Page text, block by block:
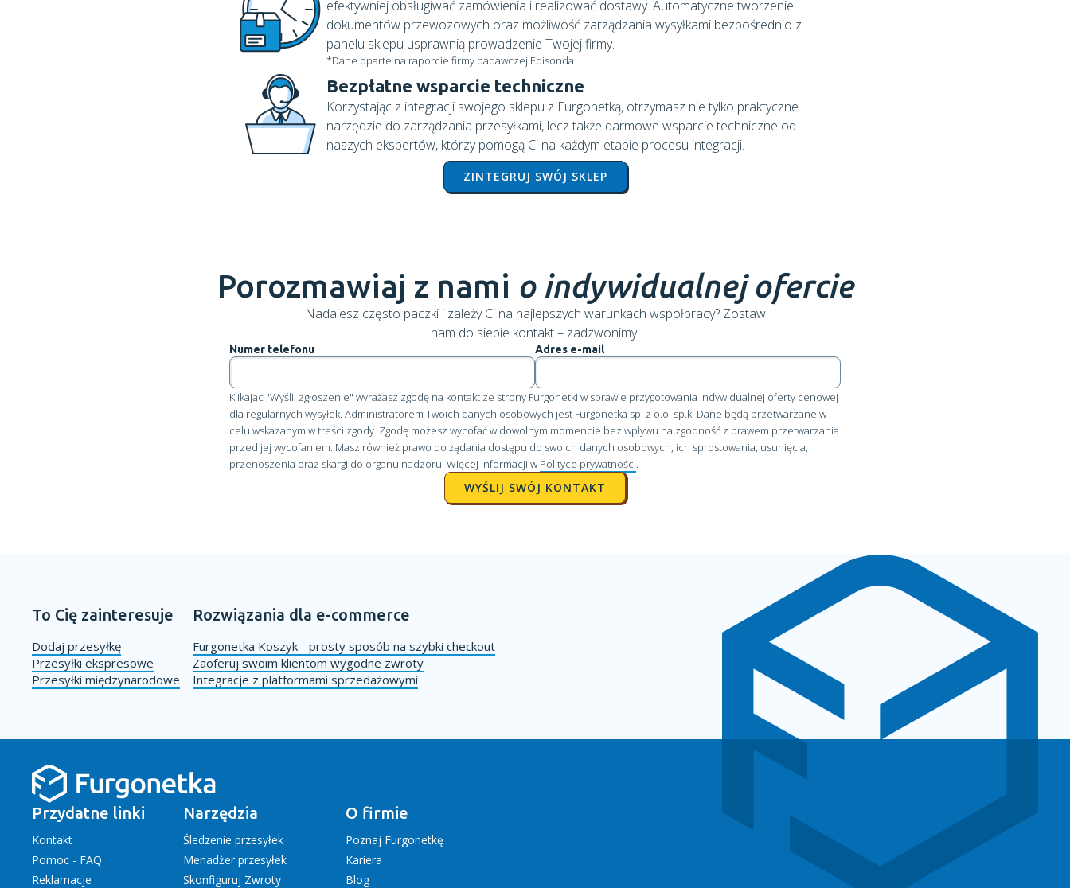
efektywniej obsługiwać zamówienia i realizować dostawy. Automatyczne tworzenie
dokumentów przewozowych oraz możliwość zarządzania wysyłkami bezpośrednio z
panelu sklepu usprawnią prowadzenie Twojej firmy.
*Dane oparte na raporcie firmy badawczej Edisonda
Bezpłatne wsparcie techniczne
Korzystając z integracji swojego sklepu z Furgonetką, otrzymasz nie tylko praktyczne
narzędzie do zarządzania przesyłkami, lecz także darmowe wsparcie techniczne od
naszych ekspertów, którzy pomogą Ci na każdym etapie procesu integracji.
ZINTEGRUJ SWÓJ SKLEP
Porozmawiaj z nami o indywidualnej ofercie
Nadajesz często paczki i zależy Ci na najlepszych warunkach współpracy? Zostaw
nam do siebie kontakt – zadzwonimy.
Numer telefonu Adres e-mail
Klikając "Wyślij zgłoszenie" wyrażasz zgodę na kontakt ze strony Furgonetki w sprawie przygotowania indywidualnej oferty cenowej
dla regularnych wysyłek. Administratorem Twoich danych osobowych jest Furgonetka sp. z o.o. sp.k. Dane będą przetwarzane w
celu wskazanym w treści zgody. Zgodę możesz wycofać w dowolnym momencie bez wpływu na zgodność z prawem przetwarzania
przed jej wycofaniem. Masz również prawo do żądania dostępu do swoich danych osobowych, ich sprostowania, usunięcia,
przenoszenia oraz skargi do organu nadzoru. Więcej informacji w Polityce prywatności
To Cię zainteresuje
Dodaj przesyłkę
Przesyłki ekspresowe
Przesyłki międzynarodowe
Rozwiązania dla e-commerce
Furgonetka Koszyk - prosty sposób na szybki checkout
Zaoferuj swoim klientom wygodne zwroty
Integracje z platformami sprzedażowymi
Przydatne linki
Kontakt
Pomoc - FAQ
Reklamacje
Narzędzia
Śledzenie przesyłek
Menadżer przesyłek
Skonfiguruj Zwroty
O firmie
Poznaj Furgonetkę
Kariera
Blog